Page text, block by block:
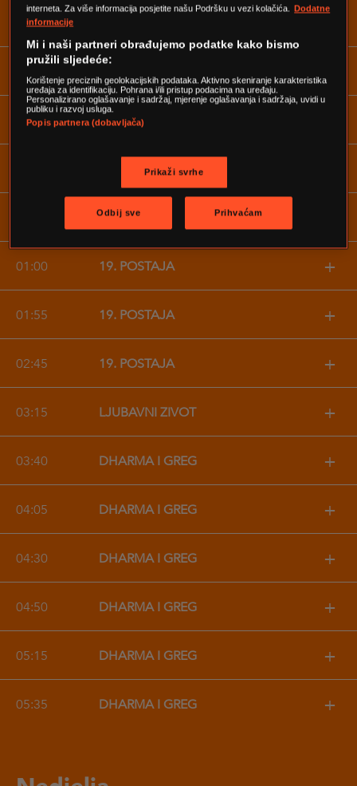
19:00
20:00 +
22:15 911
911
01:00 19. POSTAJA +
01:55 19. POSTAJA +
02:45 19. POSTAJA +
03:15 LJUBAVNI ŽIVOT +
03:40 DHARMA I GREG +
04:05 DHARMA I GREG +
04:30 DHARMA I GREG +
04:50 DHARMA I GREG +
05:15 DHARMA I GREG +
05:35 DHARMA I GREG +
interneta. Za više informacija posjetite našu Podršku u vezi kolačića.
Dodatne
informacije
Mi i naši partneri obrađujemo podatke kako bismo
pružili sljedeće:
Korištenje preciznih geolokacijskih podataka. Aktivno skeniranje karakteristika
uređaja za identifikaciju. Pohrana i/ili pristup podacima na uređaju.
Personalizirano oglašavanje i sadržaj, mjerenje oglašavanja i sadržaja, uvidi u
publiku i razvoj usluga.
Popis partnera (dobavljača)
Prikaži svrhe
Odbij sve Prihvaćam